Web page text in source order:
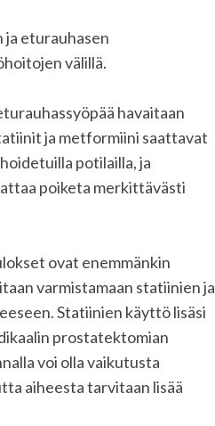
eturauhasen
välillä.
havaitaan
ja metformiini saattavat
potilailla, ja
poiketa merkittävästi
ovat enemmänkin
varmistamaan statiinien ja
Statiinien käyttö lisäsi
prostatektomian
voi olla vaikutusta
aiheesta tarvitaan lisää